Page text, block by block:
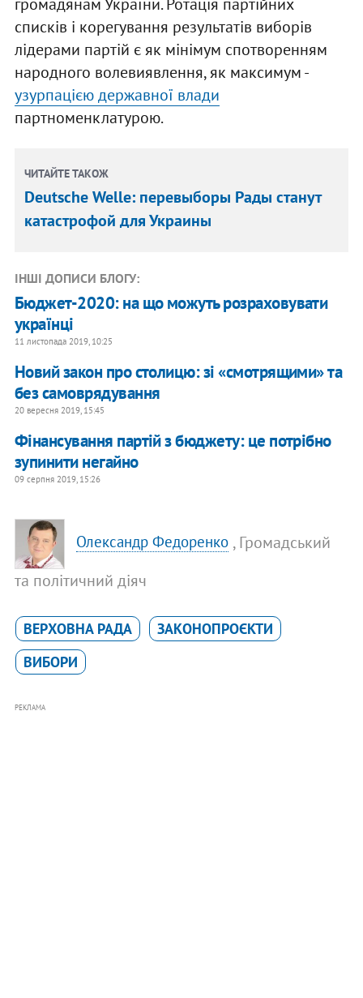
списків і корегування результатів виборів
лідерами партій є як мінімум спотворенням
народного волевиявлення, як максимум -
узурпацією державної влади
партноменклатурою.
ЧИТАЙТЕ ТАКОЖ
Deutsche Welle: перевыборы Рады станут
катастрофой для Украины
ІНШІ ДОПИСИ БЛОГУ:
Бюджет-2020: на що можуть розраховувати
українці
11 листопада 2019, 10:25
Новий закон про столицю: зі «смотрящими» та
без самоврядування
20 вересня 2019, 15:45
Фінансування партій з бюджету: це потрібно
зупинити негайно
09 серпня 2019, 15:26
Олександр Федоренко , Громадський
та політичний діяч
ВЕРХОВНА РАДА
ЗАКОНОПРОЄКТИ
ВИБОРИ
РЕКЛАМА